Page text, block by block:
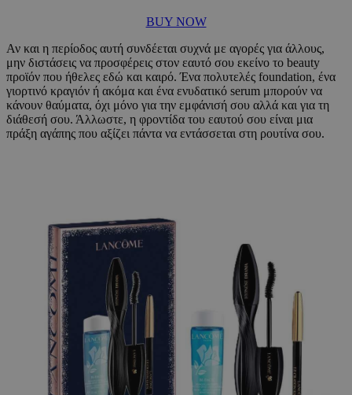
BUY NOW
Αν και η περίοδος αυτή συνδέεται συχνά με αγορές για άλλους,
μην διστάσεις να προσφέρεις στον εαυτό σου εκείνο το beauty
προϊόν που ήθελες εδώ και καιρό. Ένα πολυτελές foundation, ένα
γιορτινό κραγιόν ή ακόμα και ένα ενυδατικό serum μπορούν να
κάνουν θαύματα, όχι μόνο για την εμφάνισή σου αλλά και για τη
διάθεσή σου. Άλλωστε, η φροντίδα του εαυτού σου είναι μια
πράξη αγάπης που αξίζει πάντα να εντάσσεται στη ρουτίνα σου.